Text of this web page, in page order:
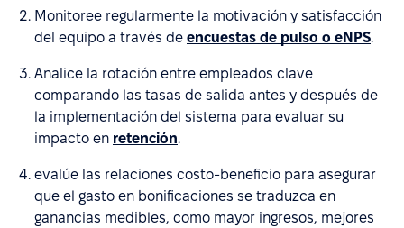
Monitoree regularmente la motivación y satisfacción
del equipo a través de encuestas de pulso o eNPS.
Analice la rotación entre empleados clave
comparando las tasas de salida antes y después de
la implementación del sistema para evaluar su
impacto en retención.
evalúe las relaciones costo-beneficio para asegurar
que el gasto en bonificaciones se traduzca en
ganancias medibles, como mayor ingresos, mejores